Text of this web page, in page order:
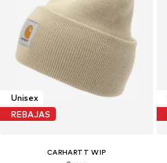
Unisex
REBAJAS
CARHARTT WIP